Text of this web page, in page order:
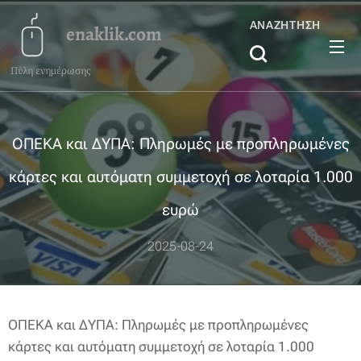
enaklik.com
Πύλη ενημέρωσης
ΑΝΑΖΉΤΗΣΗ
ΟΠΕΚΑ και ΔΥΠΑ: Πληρωμές με προπληρωμένες
κάρτες και αυτόματη συμμετοχή σε λοταρία 1.000
ευρώ
2025-08-24
ΟΠΕΚΑ και ΔΥΠΑ: Πληρωμές με προπληρωμένες
κάρτες και αυτόματη συμμετοχή σε λοταρία 1.000